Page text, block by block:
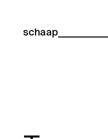
schaap